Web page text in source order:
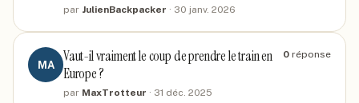
par JulienBackpacker · 30 janv. 2026
MA
Vaut-il vraiment le coup de prendre le train en
Europe ?
par MaxTrotteur · 31 déc. 2025
0 réponse